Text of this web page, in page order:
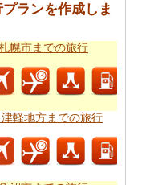
います。 日本、静岡
の旅行の費用
ランを作成しま
幌市までの旅行
軽地方までの旅行